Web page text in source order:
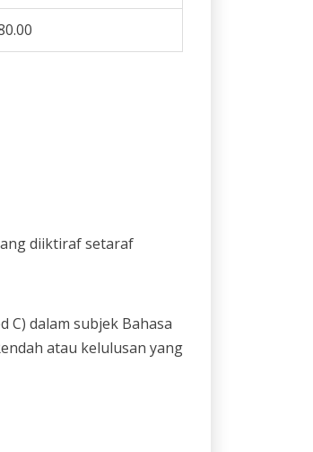
diiktiraf setaraf
dalam subjek Bahasa
atau kelulusan yang